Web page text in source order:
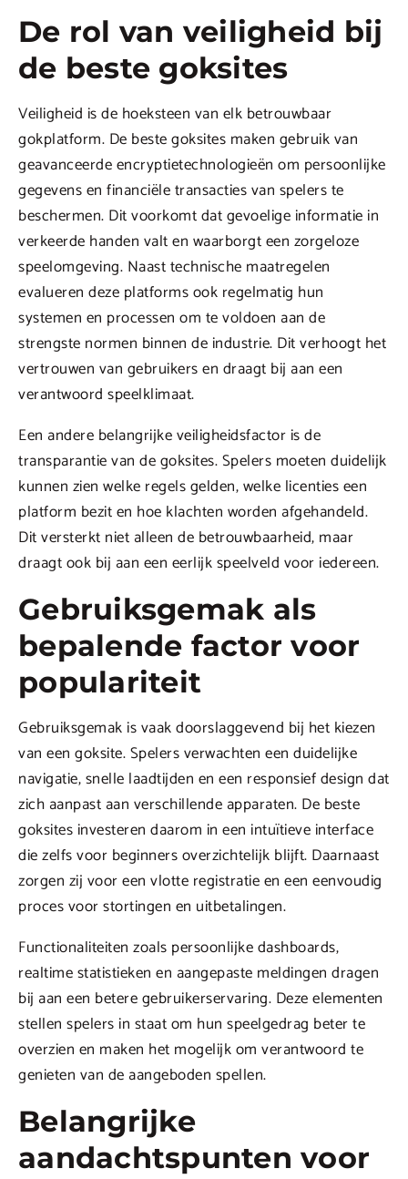
De rol van veiligheid bij
de beste goksites
Veiligheid is de hoeksteen van elk betrouwbaar
gokplatform. De beste goksites maken gebruik van
geavanceerde encryptietechnologieën om persoonlijke
gegevens en financiële transacties van spelers te
beschermen. Dit voorkomt dat gevoelige informatie in
verkeerde handen valt en waarborgt een zorgeloze
speelomgeving. Naast technische maatregelen
evalueren deze platforms ook regelmatig hun
systemen en processen om te voldoen aan de
strengste normen binnen de industrie. Dit verhoogt het
vertrouwen van gebruikers en draagt bij aan een
verantwoord speelklimaat.
Een andere belangrijke veiligheidsfactor is de
transparantie van de goksites. Spelers moeten duidelijk
kunnen zien welke regels gelden, welke licenties een
platform bezit en hoe klachten worden afgehandeld.
Dit versterkt niet alleen de betrouwbaarheid, maar
draagt ook bij aan een eerlijk speelveld voor iedereen.
Gebruiksgemak als
bepalende factor voor
populariteit
Gebruiksgemak is vaak doorslaggevend bij het kiezen
van een goksite. Spelers verwachten een duidelijke
navigatie, snelle laadtijden en een responsief design dat
zich aanpast aan verschillende apparaten. De beste
goksites investeren daarom in een intuïtieve interface
die zelfs voor beginners overzichtelijk blijft. Daarnaast
zorgen zij voor een vlotte registratie en een eenvoudig
proces voor stortingen en uitbetalingen.
Functionaliteiten zoals persoonlijke dashboards,
realtime statistieken en aangepaste meldingen dragen
bij aan een betere gebruikerservaring. Deze elementen
stellen spelers in staat om hun speelgedrag beter te
overzien en maken het mogelijk om verantwoord te
genieten van de aangeboden spellen.
Belangrijke
aandachtspunten voor